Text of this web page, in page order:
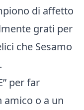
di affetto
grati per
che Sesamo
per far
amico o a un